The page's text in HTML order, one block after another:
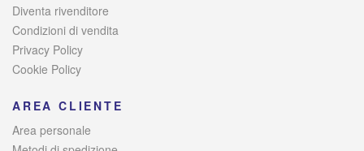
Diventa rivenditore
Condizioni di vendita
Privacy Policy
Cookie Policy
AREA CLIENTE
Area personale